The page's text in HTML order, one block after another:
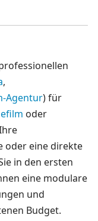
,
Agentur) für
oder
oder eine direkte
in den ersten
eine modulare
und
Budget.